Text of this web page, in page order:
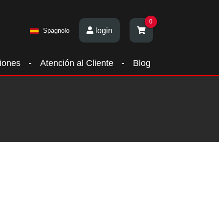
Spagnolo login
0
Atención al Cliente Blog